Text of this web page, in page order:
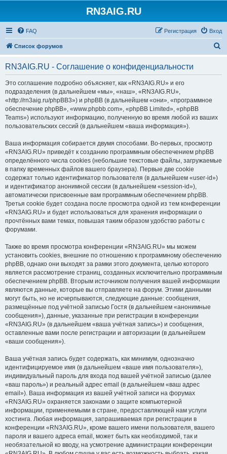
RN3AIG.RU
FAQ Вход
Регистрация
Список форумов
RN3AIG.RU - Соглашение о конфиденциальности
Это соглашение подробно объясняет, как «RN3AIG.RU» и его
подразделения (в дальнейшем «мы», «наш», «RN3AIG.RU»,
«http://rn3aig.ru/phpBB3») и phpBB (в дальнейшем «они», «программное
обеспечение phpBB», «www.phpbb.com», «phpBB Limited», «phpBB
Teams») используют информацию, полученную во время любой из ваших
пользовательских сессий (в дальнейшем «ваша информация»).
Ваша информация собирается двумя способами. Во-первых, просмотр
«RN3AIG.RU» приведёт к созданию программным обеспечением phpBB
определённого числа cookies (небольшие текстовые файлы, загружаемые
в папку временных файлов вашего браузера). Первые две cookie
содержат только идентификатор пользователя (в дальнейшем «user-id»)
и идентификатор анонимной сессии (в дальнейшем «session-id»),
автоматически присвоенные вам программным обеспечением phpBB.
Третья cookie будет создана после просмотра одной из тем конференции
«RN3AIG.RU» и будет использоваться для хранения информации о
прочтённых вами темах, повышая таким образом удобство работы с
форумами.
Также во время просмотра конференции «RN3AIG.RU» мы можем
установить cookies, внешние по отношению к программному обеспечению
phpBB, однако они выходят за рамки этого документа, целью которого
является рассмотрение страниц, созданных исключительно программным
обеспечением phpBB. Вторым источником получения вашей информации
являются данные, которые вы отправляете на форум. Этими данными
могут быть, но не исчерпываются, следующие данные: сообщения,
размещённые под учётной записью Гостя (в дальнейшем «анонимные
сообщения»), данные, указанные при регистрации в конференции
«RN3AIG.RU» (в дальнейшем «ваша учётная запись») и сообщения,
оставленные вами после регистрации и авторизации (в дальнейшем
«ваши сообщения»).
Ваша учётная запись будет содержать, как минимум, однозначно
идентифицируемое имя (в дальнейшем «ваше имя пользователя»),
индивидуальный пароль для входа под вашей учётной записью (далее
«ваш пароль») и реальный адрес email (в дальнейшем «ваш адрес
email»). Ваша информация из вашей учётной записи на форумах
«RN3AIG.RU» охраняется законами о защите компьютерной
информации, применяемыми в стране, предоставляющей нам услуги
хостинга. Любая информация, запрашиваемая при регистрации в
конференции «RN3AIG.RU», кроме вашего имени пользователя, вашего
пароля и вашего адреса email, может быть как необходимой, так и
необязательной ко вводу, на усмотрение администрации конференции